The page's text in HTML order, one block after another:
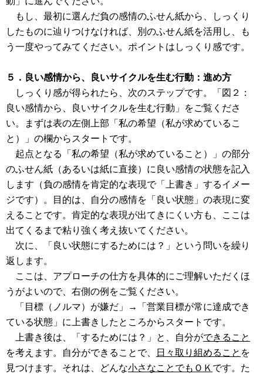
もし、最初に選んだ負の感情のふせん紙から、しっくり
したものに辿りつけなければ、別のふせん紙を活用し、も
う一度やってみてください。ポイントはしっくり感です。
５．良い感情から、良いサイクルを生む行動 ：進め方
しっくり感が得られたら、次のステップです。「図２：
良い感情から、良いサイクルを生む行動」をご覧くださ
い。まずは表の左側上部「私の希望（私が求めているこ
と）」の欄からスタートです。
起点となる「私の希望（私が求めていること）」の部分
のふせん紙（あるいは紙に直接）に良い感情の状態を記入
します（負の感情を肯定的な表現で「上書き」するイメー
ジです）。目的は、自分の感情を「良い状態」の表現に変
えることです。肯定的な表現が出てきにくい方も、ここは
出てくるまで粘り強く考え抜いてください。
次に、「良い状態にするためには？」という問いを繰り
返します。
ここは、アプローチの仕方を具体的にご理解いただくほ
うがよいので、右側の例をご覧ください。
「目標（ノルマ）が嫌だ」→「営業目標が常に達成でき
ている状態」に上書きしたところからスタートです。
上書き後は、「するためには？」と、自分ができること
を考えます。自分ができることで、
日々取り組めること を
見つけます。それは、どんな小さなことでもＯＫ です。た